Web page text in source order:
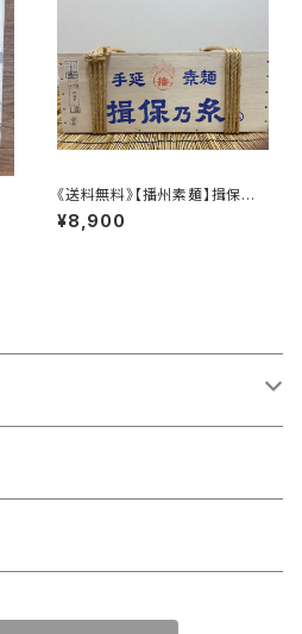
《送料無料》【播州素麺】揖保乃
糸 特級品 6kg 木箱 黒帯 特
級
¥8,900